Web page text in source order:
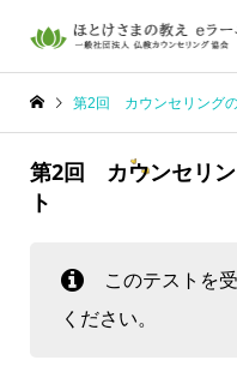
第2回 カウンセリング
第2回 カウンセリン
ト
このテストを
ください。